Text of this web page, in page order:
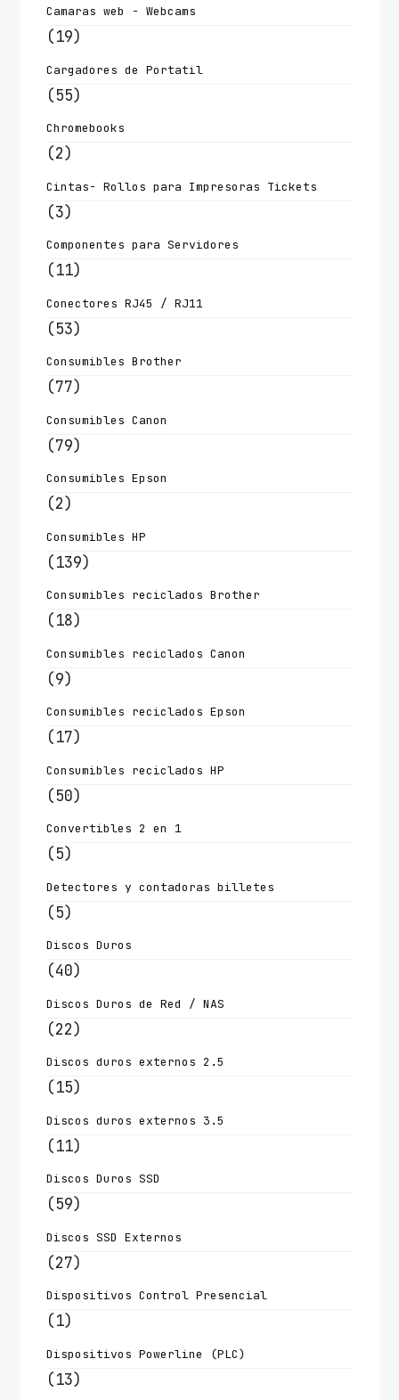
Camaras web - Webcams
(19)
Cargadores de Portatil
(55)
Chromebooks
(2)
Cintas- Rollos para Impresoras Tickets
(3)
Componentes para Servidores
(11)
Conectores RJ45 / RJ11
(53)
Consumibles Brother
(77)
Consumibles Canon
(79)
Consumibles Epson
(2)
Consumibles HP
(139)
Consumibles reciclados Brother
(18)
Consumibles reciclados Canon
(9)
Consumibles reciclados Epson
(17)
Consumibles reciclados HP
(50)
Convertibles 2 en 1
(5)
Detectores y contadoras billetes
(5)
Discos Duros
(40)
Discos Duros de Red / NAS
(22)
Discos duros externos 2.5
(15)
Discos duros externos 3.5
(11)
Discos Duros SSD
(59)
Discos SSD Externos
(27)
Dispositivos Control Presencial
(1)
Dispositivos Powerline (PLC)
(13)